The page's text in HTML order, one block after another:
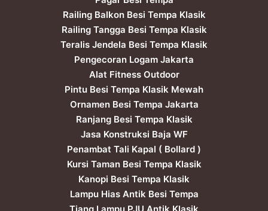
Railing Balkon Besi Tempa Klasik
Railing Tangga Besi Tempa Klasik
Teralis Jendela Besi Tempa Klasik
Pengecoran Logam Jakarta
Alat Fitness Outdoor
Pintu Besi Tempa Klasik Mewah
Ornamen Besi Tempa Jakarta
Ranjang Besi Tempa Klasik
Jasa Konstruksi Baja WF
Penambat Tali Kapal ( Bollard )
Kursi Taman Besi Tempa Klasik
Kanopi Besi Tempa Klasik
Lampu Hias Antik Besi Tempa